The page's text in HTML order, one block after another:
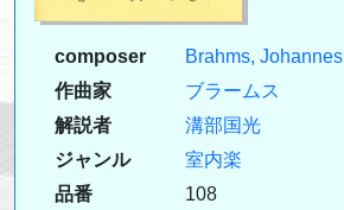
composer
Brahms, Johannes
作曲家
ブラームス
解説者
溝部国光
ジャンル
室内楽
品番
108